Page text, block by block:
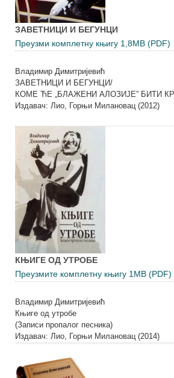
ЗАВЕТНИЦИ И БЕГУНЦИ
Преузми комплетну књигу 1,8MB (PDF)
Владимир Димитријевић
ЗАВЕТНИЦИ И БЕГУНЦИ/
КОМЕ ЋЕ „БЛАЖЕНИ АЛОЗИЈЕ” БИТИ
Издавач: Лио, Горњи Милановац (2012)
КЊИГЕ ОД УТРОБЕ
Преузмите комплетну књигу 1MB (PDF)
Владимир Димитријевић
Књиге од утробе
(Записи пропалог песника)
Издавач: Лио, Горњи Милановац (2014)